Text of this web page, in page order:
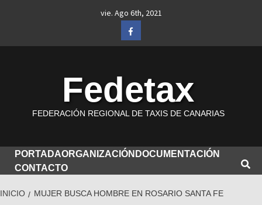
vie. Ago 6th, 2021
Facebook
Fedetax
FEDERACIÓN REGIONAL DE TAXIS DE CANARIAS
PORTADAORGANIZACIÓN DOCUMENTACIÓN
CONTACTO
INICIO MUJER BUSCA HOMBRE EN ROSARIO SANTA FE